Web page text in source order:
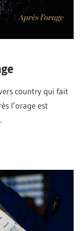
country qui fait
l’orage est